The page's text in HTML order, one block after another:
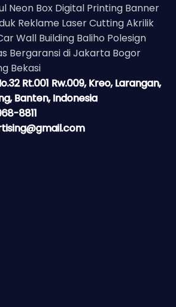
Neon Box Digital Printing Banner
Reklame Laser Cutting Akrilik
Wall Building Baliho Polesign
Bergaransi di Jakarta Bogor
Bekasi
Rt.001 Rw.009, Kreo, Larangan,
Banten, Indonesia
8811